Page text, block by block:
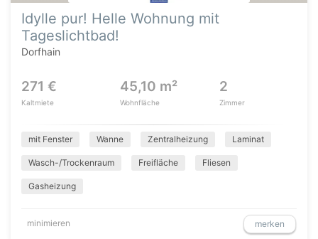
Idylle pur! Helle Wohnung mit
Tageslichtbad!
Dorfhain
271 €
Kaltmiete
45,10 m²
Wohnfläche
2
Zimmer
mit Fenster Wanne Zentralheizung Laminat
Wasch-/Trockenraum Freifläche Fliesen
Gasheizung
minimieren merken